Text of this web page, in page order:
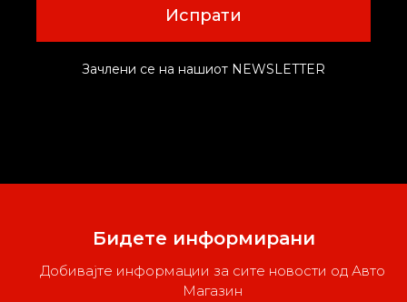
Испрати
Зачлени се на нашиот NEWSLETTER
Бидете информирани
Добивајте информации за сите новости од Авто
Магазин